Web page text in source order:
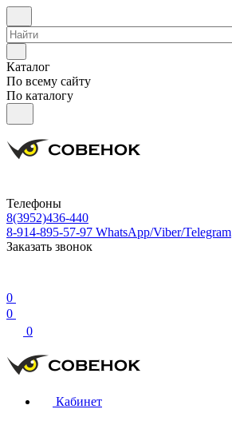
Каталог
По всему сайту
По каталогу
Телефоны
8(3952)436-440
8-914-895-57-97 WhatsApp/Viber/Telegram
Заказать звонок
0
0
0
Кабинет